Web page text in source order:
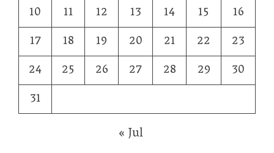
10
11 12 13 14 15
16
17
18 19 20 21 22
23
24
25 26 27 28 29
30
31
« Jul